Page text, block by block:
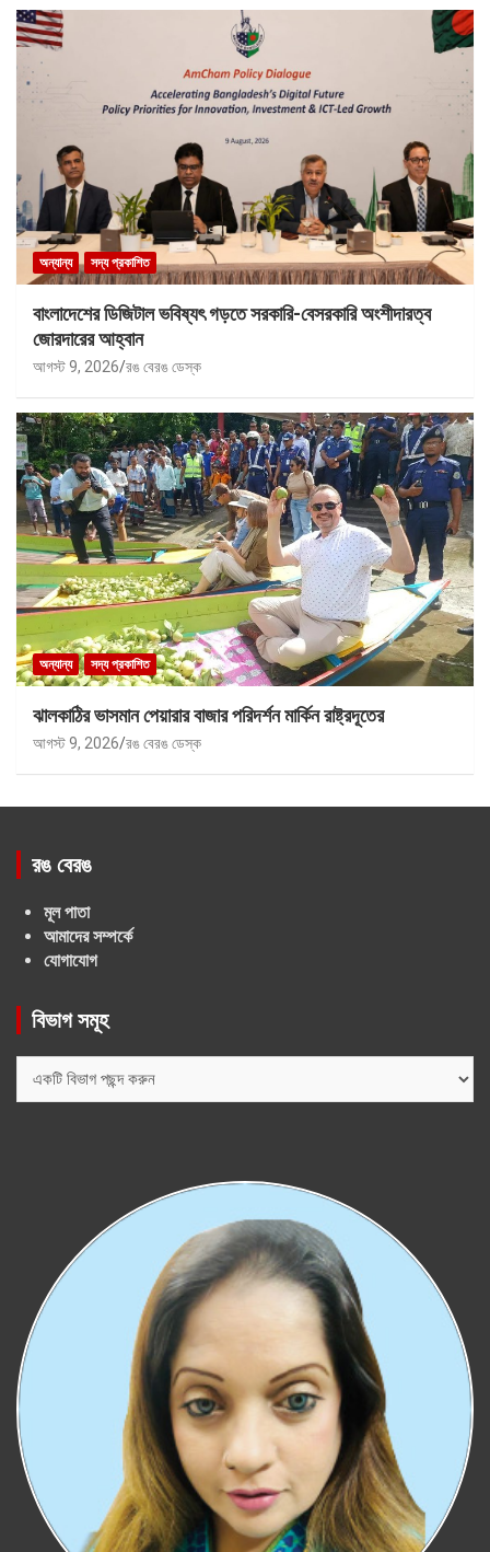
অন্যান্য সদ্য প্রকাশিত
বাংলাদেশের ডিজিটাল ভবিষ্যৎ গড়তে সরকারি-বেসরকারি অংশীদারত্ব
জোরদারের আহ্বান
আগস্ট 9, 2026 রঙ বেরঙ ডেস্ক
অন্যান্য সদ্য প্রকাশিত
ঝালকাঠির ভাসমান পেয়ারার বাজার পরিদর্শন মার্কিন রাষ্ট্রদূতের
আগস্ট 9, 2026 রঙ বেরঙ ডেস্ক
রঙ বেরঙ
মূল পাতা
আমাদের সম্পর্কে
যোগাযোগ
বিভাগ সমূহ